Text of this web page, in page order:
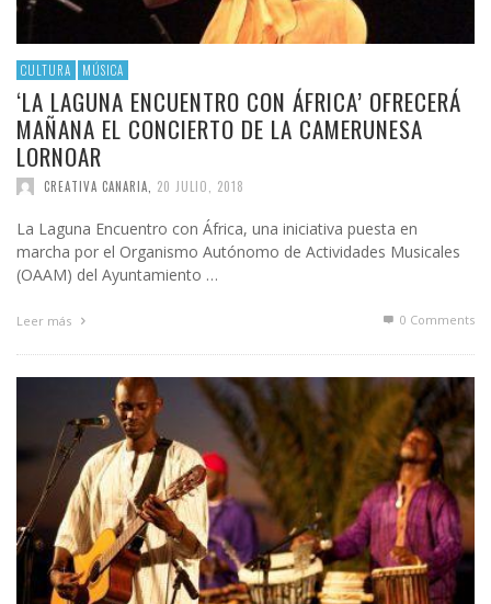
CULTURA MÚSICA
‘LA LAGUNA ENCUENTRO CON ÁFRICA’ OFRECERÁ
MAÑANA EL CONCIERTO DE LA CAMERUNESA
LORNOAR
CREATIVA CANARIA 20 JULIO, 2018
La Laguna Encuentro con África, una iniciativa puesta en
marcha por el Organismo Autónomo de Actividades Musicales
(OAAM) del Ayuntamiento …
Leer más 0 Comments